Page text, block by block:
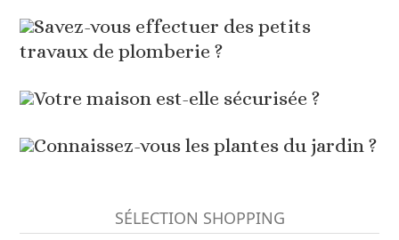
Savez-vous effectuer des petits
travaux de plomberie ?
Votre maison est-elle sécurisée ?
Connaissez-vous les plantes du jardin ?
SÉLECTION SHOPPING